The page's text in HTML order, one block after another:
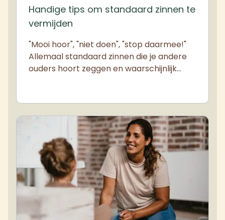
Handige tips om standaard zinnen te
vermijden
"Mooi hoor", "niet doen", "stop daarmee!"
Allemaal standaard zinnen die je andere
ouders hoort zeggen en waarschijnlijk…